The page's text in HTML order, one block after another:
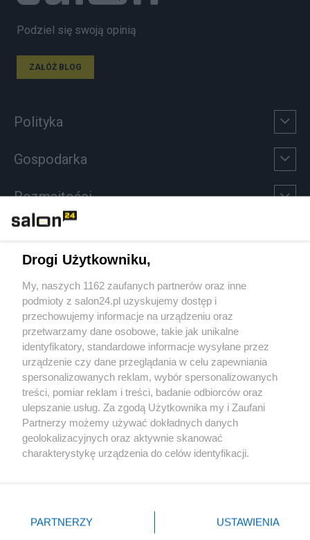
Podziel się swoją opinią
ZAŁÓŻ BLOG
Polityka
Gospodarka
Rozmaitości
Sport
Społeczeństwo
Kultura
X Facebook Instagram Youtube
Drogi Użytkowniku,
My, naszych 1162 zaufanych partnerów oraz inne
podmioty z salon24.pl uzyskujemy dostęp i
przechowujemy informacje na urządzeniu oraz
przetwarzamy dane osobowe, takie jak unikalne
identyfikatory, standardowe informacje wysyłane przez
urządzenie czy dane przeglądania w celu zapewniania
spersonalizowanych reklam, wybór spersonalizowanych
treści, pomiar reklam i treści, badanie odbiorców oraz
ulepszanie usług. Za zgodą Użytkownika my i Zaufani
Partnerzy możemy używać dokładnych danych
geolokalizacyjnych oraz aktywnie skanować
charakterystykę urządzenia do celów identyfikacji.
zmienić/wycofać klikając przycisk ustawień prywatności
znajdujący się w lewym dolnym rogu strony
PARTNERZY USTAWIENIA